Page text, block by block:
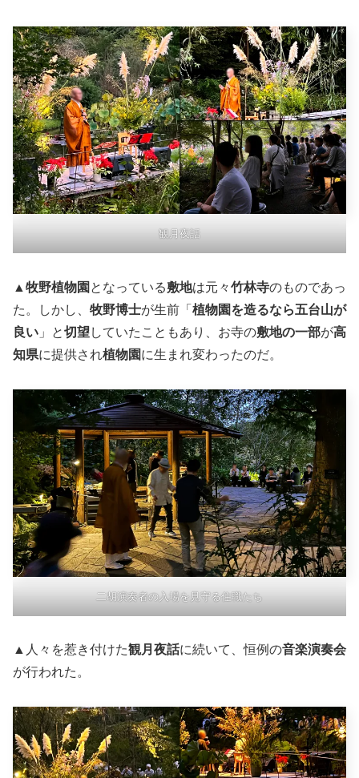
観月夜話
▲ 牧野植物園 となっている敷地は元々竹林寺のものであっ
た。しかし、 牧野博士が生前「 植物園を造るなら五台山が
良い 」と切望していたこともあり、お寺の敷地の一部が高
知県に提供され植物園に生まれ変わったのだ。
二胡演奏者の入場を見守る住職たち
▲人々を惹き付けた観月夜話に続いて、恒例の音楽演奏会
が行われた。